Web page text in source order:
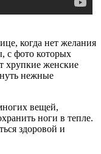
когда нет желания
с фото которых
хрупкие женские
нежные
вещей,
ноги в тепле.
здоровой и